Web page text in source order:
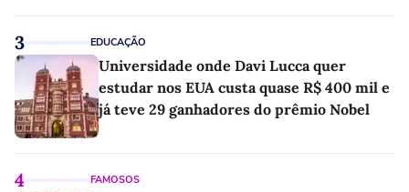
3 EDUCAÇÃO
Universidade onde Davi Lucca quer
estudar nos EUA custa quase R$ 400 mil e
já teve 29 ganhadores do prêmio Nobel
4 FAMOSOS